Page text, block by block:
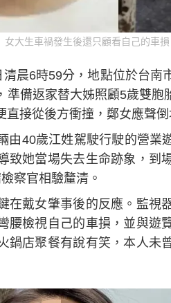
女大生車禍發生後還只顧看自己的車
晨6時59分，地點位於台
準備返家替大姊照顧5歲雙
接從後方衝撞，鄭女應聲倒
由40歲江姓駕駛行駛的營業
致她當場失去生命跡象，到
察官相驗釐清。
在戴女肇事後的反應。監視
腰檢視自己的車損，並與
鍋店聚餐有說有笑，本人